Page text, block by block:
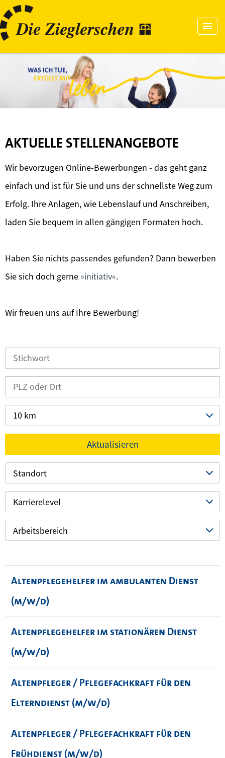
AKTUELLE STELLENANGEBOTE
Wir bevorzugen Online-Bewerbungen - das geht ganz
einfach und ist für Sie und uns der schnellste Weg zum
Erfolg. Ihre Anlagen, wie Lebenslauf und Anschreiben,
laden Sie bequem in allen gängigen Formaten hoch.
Haben Sie nichts passendes gefunden? Dann bewerben
Sie sich doch gerne initiativ .
Wir freuen uns auf Ihre Bewerbung!
10 km
Aktualisieren
Standort
Karrierelevel
Arbeitsbereich
Altenpflegehelfer im ambulanten Dienst
(m/w/d)
Altenpflegehelfer im stationären Dienst
(m/w/d)
Altenpfleger / Pflegefachkraft für den
Elterndienst (m/w/d)
Altenpfleger / Pflegefachkraft für den
Frühdienst (m/w/d)